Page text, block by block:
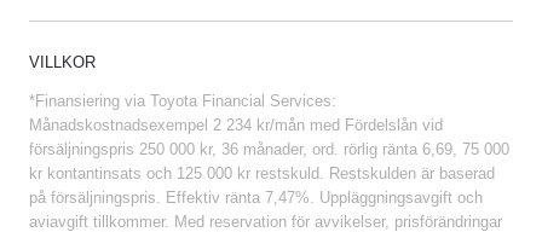
VILLKOR
*Finansiering via Toyota Financial Services:
Månadskostnadsexempel 2 234 kr/mån med Fördelslån vid
försäljningspris 250 000 kr, 36 månader, ord. rörlig ränta 6,69, 75 000
kr kontantinsats och 125 000 kr restskuld. Restskulden är baserad
på försäljningspris. Effektiv ränta 7,47%. Uppläggningsavgift och
aviavgift tillkommer. Med reservation för avvikelser, prisförändringar